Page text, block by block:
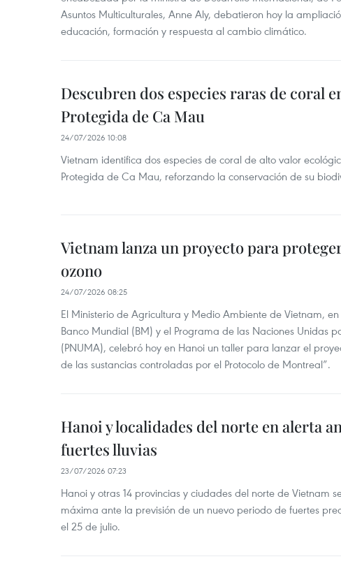
Asuntos Multiculturales, Anne Aly, debatieron hoy la
educación, formación y respuesta al cambio climático.
Descubren dos especies raras de coral
Protegida de Ca Mau
24/07/2026 10:08
Vietnam identifica dos especies de coral de alto valor
Protegida de Ca Mau, reforzando la conservación de su
Vietnam lanza un proyecto para
ozono
24/07/2026 08:25
El Ministerio de Agricultura y Medio Ambiente de Vietnam,
Banco Mundial (BM) y el Programa de las Naciones Unidas
(PNUMA), celebró hoy en Hanoi un taller para lanzar el
de las sustancias controladas por el Protocolo de Montreal”.
Hanoi y localidades del norte en alerta
fuertes lluvias
23/07/2026 07:23
Hanoi y otras 14 provincias y ciudades del norte de Vietnam
máxima ante la previsión de un nuevo periodo de fuertes
el 25 de julio.